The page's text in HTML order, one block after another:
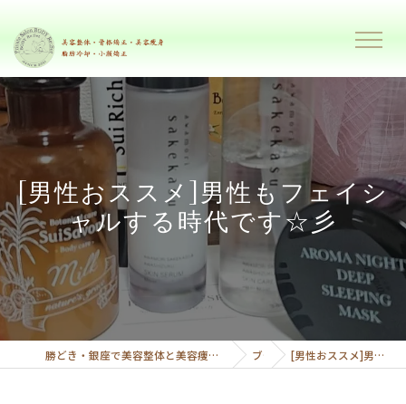
[男性おススメ]男性もフェイシ
ャルする時代です☆彡
勝どき・銀座で美容整体と美容痩身で理想のボディーへ導くプライベートサロンボディーリセット ブログ [男性おススメ]男性もフェイシャルする時代です☆彡